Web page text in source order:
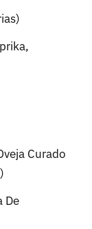
Curado
De